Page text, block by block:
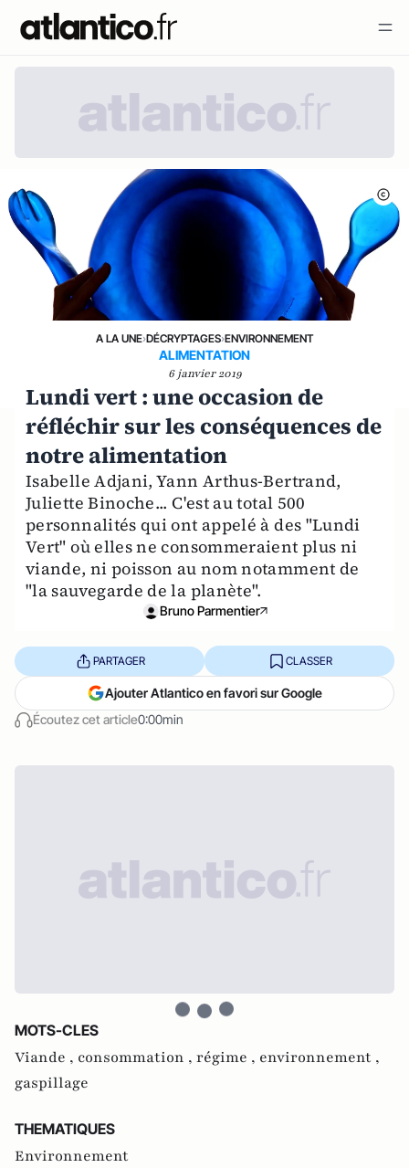
A LA UNE›DÉCRYPTAGES›ENVIRONNEMENT
ALIMENTATION
6 janvier 2019
Lundi vert : une occasion de
réfléchir sur les conséquences de
notre alimentation
Isabelle Adjani, Yann Arthus-Bertrand,
Juliette Binoche... C'est au total 500
personnalités qui ont appelé à des "Lundi
Vert" où elles ne consommeraient plus ni
viande, ni poisson au nom notamment de
"la sauvegarde de la planète".
Bruno Parmentier
Écoutez cet article0:00min
PARTAGER CLASSER
Ajouter Atlantico en favori sur Google
MOTS-CLES
Viande , consommation , régime , environnement ,
gaspillage
THEMATIQUES
Environnement